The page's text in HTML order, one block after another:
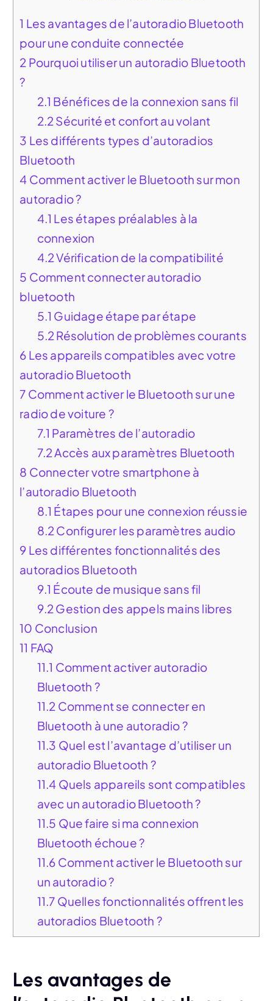
1 Les avantages de l’autoradio Bluetooth
pour une conduite connectée
2 Pourquoi utiliser un autoradio Bluetooth
?
2.1 Bénéfices de la connexion sans fil
2.2 Sécurité et confort au volant
3 Les différents types d’autoradios
Bluetooth
4 Comment activer le Bluetooth sur mon
autoradio ?
4.1 Les étapes préalables à la
connexion
4.2Vérification de la compatibilité
5 Comment connecter autoradio
bluetooth
5.1 Guidage étape par étape
5.2 Résolution de problèmes courants
6 Les appareils compatibles avec votre
autoradio Bluetooth
7 Comment activer le Bluetooth sur une
radio de voiture ?
7.1 Paramètres de l’autoradio
7.2Accès aux paramètres Bluetooth
8 Connecter votre smartphone à
l’autoradio Bluetooth
8.1 Étapes pour une connexion réussie
8.2 Configurer les paramètres audio
9 Les différentes fonctionnalités des
autoradios Bluetooth
9.1 Écoute de musique sans fil
9.2 Gestion des appels mains libres
10 Conclusion
11 FAQ
11.1 Comment activer autoradio
Bluetooth ?
11.2 Comment se connecter en
Bluetooth à une autoradio ?
11.3 Quel est l’avantage d’utiliser un
autoradio Bluetooth ?
11.4 Quels appareils sont compatibles
avec un autoradio Bluetooth ?
11.5 Que faire si ma connexion
Bluetooth échoue ?
11.6 Comment activer le Bluetooth sur
un autoradio ?
11.7 Quelles fonctionnalités offrent les
autoradios Bluetooth ?
Les avantages de